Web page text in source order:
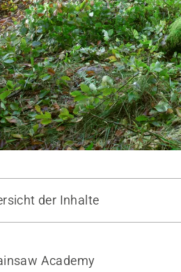
der Inhalte
beim Ablängen
von oben
Academy